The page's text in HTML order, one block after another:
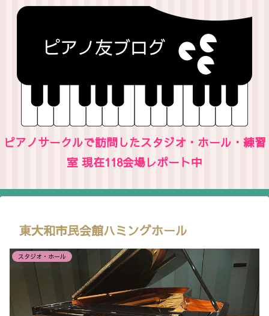
ピアノサークルで訪問したスタジオ・ホール・練習
室 現在118会場レポート中
東大和市民会館ハミングホール
スタジオ・ホール